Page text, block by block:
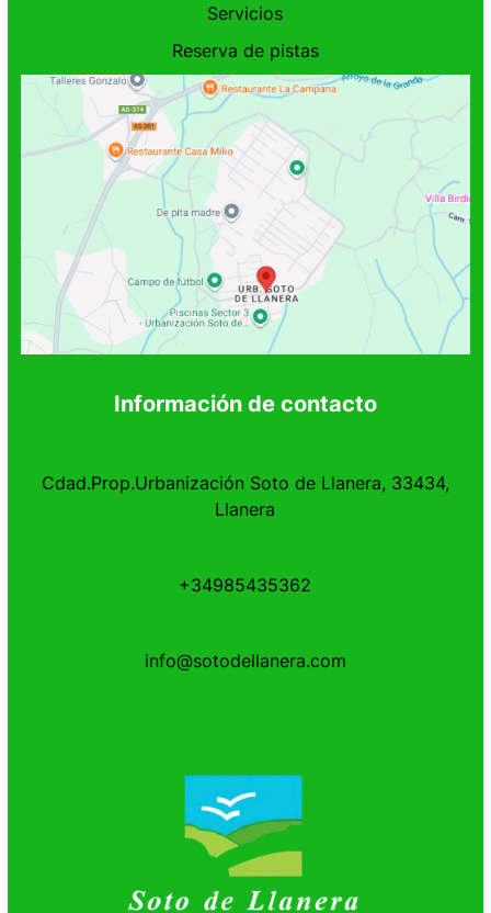
Servicios
Reserva de pistas
Información de contacto
Cdad.Prop.Urbanización Soto de Llanera, 33434,
Llanera
+34985435362
info@sotodellanera.com